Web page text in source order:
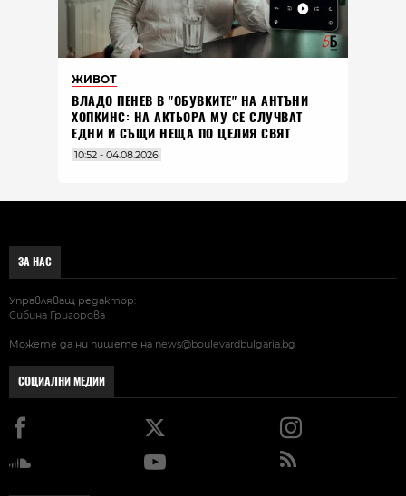
ЖИВОТ
ВЛАДO ПЕНЕВ В "ОБУВКИТЕ" НА АНТЪНИ
ХОПКИНС: НА АКТЬОРА МУ СЕ СЛУЧВАТ
ЕДНИ И СЪЩИ НЕЩА ПО ЦЕЛИЯ СВЯТ
10:52 - 04.08.2026
ЗА НАС
Управляващ редактор:
Сибина Григорова
Можете да ни пишете на news@boulevardbulgaria.bg
СОЦИАЛНИ МЕДИИ